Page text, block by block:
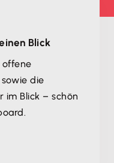
Blick
offene
die
im Blick – schön